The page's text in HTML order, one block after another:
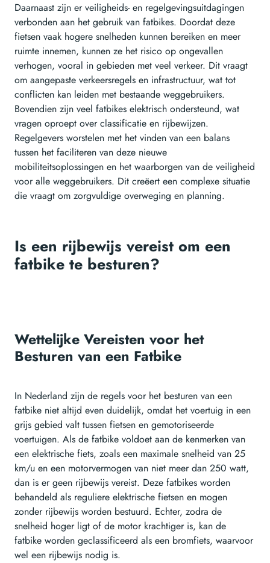
Daarnaast zijn er veiligheids- en regelgevingsuitdagingen
verbonden aan het gebruik van fatbikes. Doordat deze
fietsen vaak hogere snelheden kunnen bereiken en meer
ruimte innemen, kunnen ze het risico op ongevallen
verhogen, vooral in gebieden met veel verkeer. Dit vraagt
om aangepaste verkeersregels en infrastructuur, wat tot
conflicten kan leiden met bestaande weggebruikers.
Bovendien zijn veel fatbikes elektrisch ondersteund, wat
vragen oproept over classificatie en rijbewijzen.
Regelgevers worstelen met het vinden van een balans
tussen het faciliteren van deze nieuwe
mobiliteitsoplossingen en het waarborgen van de veiligheid
voor alle weggebruikers. Dit creëert een complexe situatie
die vraagt om zorgvuldige overweging en planning.
Is een rijbewijs vereist om een
fatbike te besturen?
Wettelijke Vereisten voor het
Besturen van een Fatbike
In Nederland zijn de regels voor het besturen van een
fatbike niet altijd even duidelijk, omdat het voertuig in een
grijs gebied valt tussen fietsen en gemotoriseerde
voertuigen. Als de fatbike voldoet aan de kenmerken van
een elektrische fiets, zoals een maximale snelheid van 25
km/u en een motorvermogen van niet meer dan 250 watt,
dan is er geen rijbewijs vereist. Deze fatbikes worden
behandeld als reguliere elektrische fietsen en mogen
zonder rijbewijs worden bestuurd. Echter, zodra de
snelheid hoger ligt of de motor krachtiger is, kan de
fatbike worden geclassificeerd als een bromfiets, waarvoor
wel een rijbewijs nodig is.